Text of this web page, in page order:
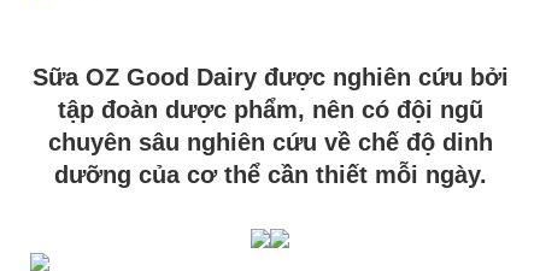
Sữa OZ Good Dairy được nghiên cứu bởi
tập đoàn dược phẩm, nên có đội ngũ
chuyên sâu nghiên cứu về chế độ dinh
dưỡng của cơ thể cần thiết mỗi ngày.